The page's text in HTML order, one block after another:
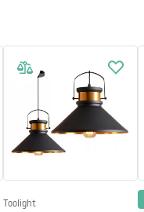
Toolight